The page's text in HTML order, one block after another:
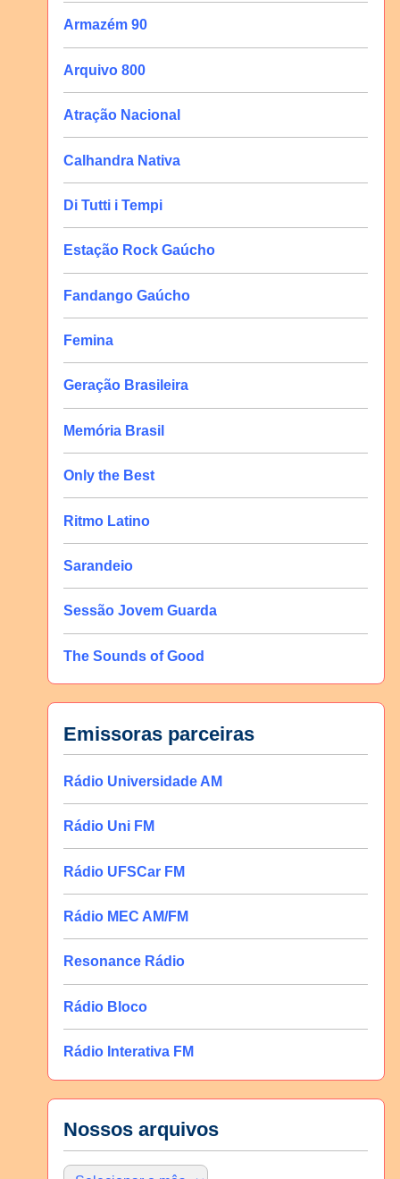
Armazém 90
Arquivo 800
Atração Nacional
Calhandra Nativa
Di Tutti i Tempi
Estação Rock Gaúcho
Fandango Gaúcho
Femina
Geração Brasileira
Memória Brasil
Only the Best
Ritmo Latino
Sarandeio
Sessão Jovem Guarda
The Sounds of Good
Emissoras parceiras
Rádio Universidade AM
Rádio Uni FM
Rádio UFSCar FM
Rádio MEC AM/FM
Resonance Rádio
Rádio Bloco
Rádio Interativa FM
Nossos arquivos